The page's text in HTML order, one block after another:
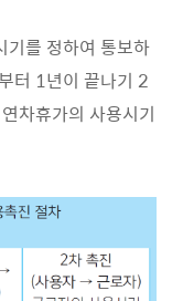
기를 정하여 통보하
터 1년이 끝나기 2
차휴가의 사용시기